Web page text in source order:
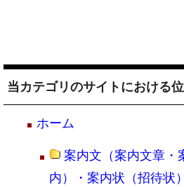
当カテゴリのサイトにおける
ホーム
案内文（案内文章・
内）・案内状（招待状